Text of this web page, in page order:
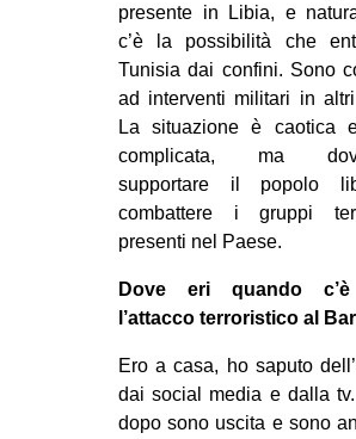
presente in Libia, e
c’è la possibilità che
Tunisia dai confini. Sono
ad interventi militari in
La situazione è caotica
complicata, ma
supportare il popolo
combattere i gruppi
presenti nel Paese.
Dove eri quando
l’attacco terroristico al
Ero a casa, ho saputo
dai social media e dalla
dopo sono uscita e sono